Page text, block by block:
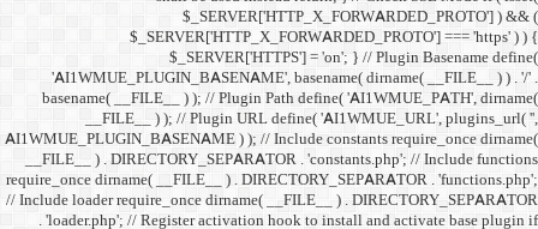
basename( __FILE__ )
__FILE__ ) ); //
__FILE__ ) .
require_once dirname(
// Include loader
. 'loader.php'; //